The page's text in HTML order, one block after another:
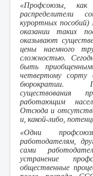
«Профсоюзы,
распределители
курортных
оказании таких
оказывают
цены наемного
сложностью.
быть
четвертому сорту
бюрократии.
существования
работающим
Отсюда и
и, какой-либо,
«Одни
работодателям,
сами
устранение
общественные